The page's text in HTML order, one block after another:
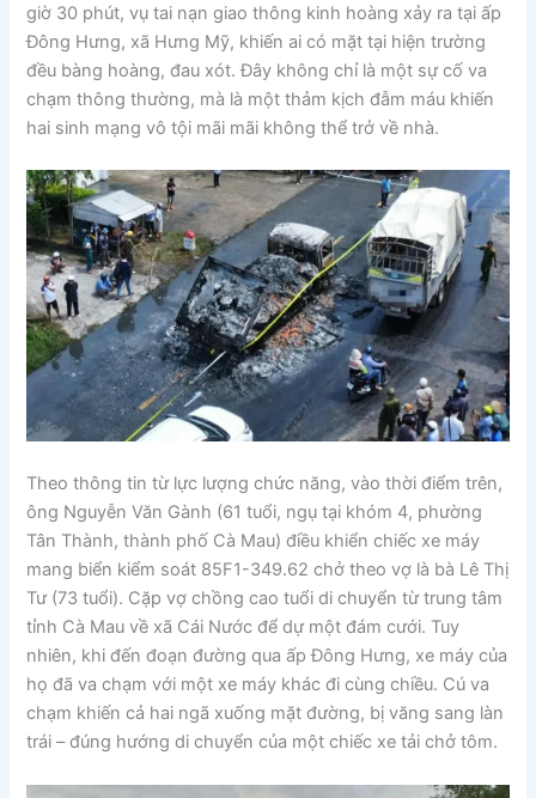
giờ 30 phút, vụ tai nạn giao thông kinh hoàng xảy ra tại ấp
Đông Hưng, xã Hưng Mỹ, khiến ai có mặt tại hiện trường
đều bàng hoàng, đau xót. Đây không chỉ là một sự cố va
chạm thông thường, mà là một thảm kịch đẫm máu khiến
hai sinh mạng vô tội mãi mãi không thể trở về nhà.
Theo thông tin từ lực lượng chức năng, vào thời điểm trên,
ông Nguyễn Văn Gành (61 tuổi, ngụ tại khóm 4, phường
Tân Thành, thành phố Cà Mau) điều khiển chiếc xe máy
mang biển kiểm soát 85F1-349.62 chở theo vợ là bà Lê Thị
Tư (73 tuổi). Cặp vợ chồng cao tuổi di chuyển từ trung tâm
tỉnh Cà Mau về xã Cái Nước để dự một đám cưới. Tuy
nhiên, khi đến đoạn đường qua ấp Đông Hưng, xe máy của
họ đã va chạm với một xe máy khác đi cùng chiều. Cú va
chạm khiến cả hai ngã xuống mặt đường, bị văng sang làn
trái – đúng hướng di chuyển của một chiếc xe tải chở tôm.